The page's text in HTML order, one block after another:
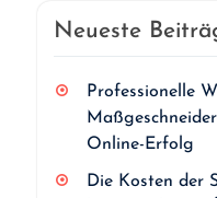
Neueste
Professionelle
Online-Erfolg
Die Kosten der